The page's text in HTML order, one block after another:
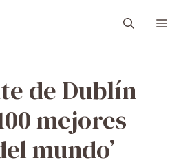
de Dublín
mejores
mundo’